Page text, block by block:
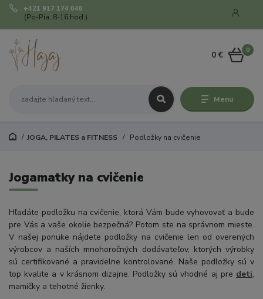
Menu
+421 917 174 048
(Po-Pia, 8-16 hod.)
0
0 €
JOGA, PILATES a FITNESS Podložky na cvičenie
Jogamatky na cvičenie
Hľadáte podložku na cvičenie, ktorá Vám bude vyhovovať a bude
pre Vás a vaše okolie bezpečná? Potom ste na správnom mieste.
V našej ponuke nájdete podložky na cvičenie len od overených
výrobcov a naších mnohoročných dodávateľov, ktorých výrobky
sú certifikované a pravidelne kontrolované. Naše podložky sú v
top kvalite a v krásnom dizajne. Podložky sú vhodné aj pre deti,
mamičky a tehotné žienky.